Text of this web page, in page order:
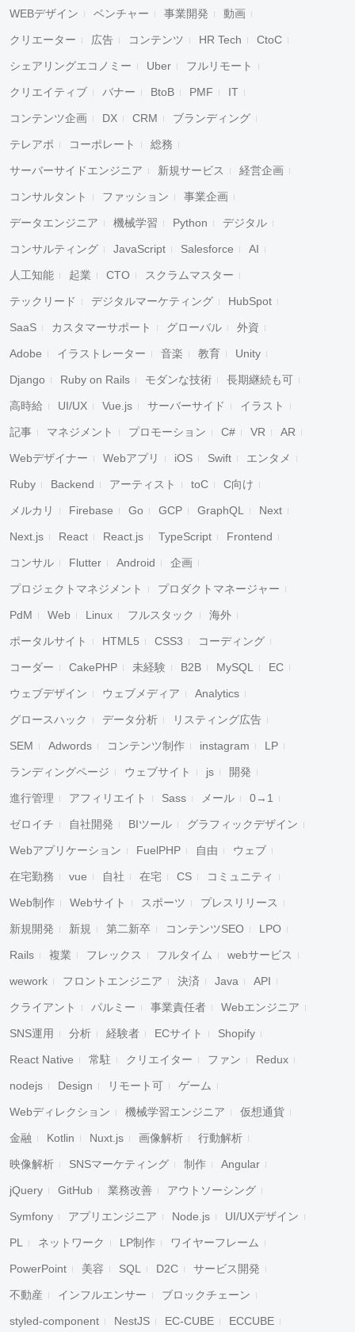
WEBデザイン ベンチャー 事業開発 動画
クリエーター 広告 コンテンツ HR Tech CtoC
シェアリングエコノミー Uber フルリモート
クリエイティブ バナー BtoB PMF IT
コンテンツ企画 DX CRM ブランディング
テレアポ コーポレート 総務
サーバーサイドエンジニア 新規サービス 経営企画
コンサルタント ファッション 事業企画
データエンジニア 機械学習 Python デジタル
コンサルティング JavaScript Salesforce AI
人工知能 起業 CTO スクラムマスター
テックリード デジタルマーケティング HubSpot
SaaS カスタマーサポート グローバル 外資
Adobe イラストレーター 音楽 教育 Unity
Django Ruby on Rails モダンな技術 長期継続も可
高時給 UI/UX Vue.js サーバーサイド イラスト
記事 マネジメント プロモーション C# VR AR
Webデザイナー Webアプリ iOS Swift エンタメ
Ruby Backend アーティスト toC C向け
メルカリ Firebase Go GCP GraphQL Next
Next.js React React.js TypeScript Frontend
コンサル Flutter Android 企画
プロジェクトマネジメント プロダクトマネージャー
PdM Web Linux フルスタック 海外
ポータルサイト HTML5 CSS3 コーディング
コーダー CakePHP 未経験 B2B MySQL EC
ウェブデザイン ウェブメディア Analytics
グロースハック データ分析 リスティング広告
SEM Adwords コンテンツ制作 instagram LP
ランディングページ ウェブサイト js 開発
進行管理 アフィリエイト Sass メール 0→1
ゼロイチ 自社開発 BIツール グラフィックデザイン
Webアプリケーション FuelPHP 自由 ウェブ
在宅勤務 vue 自社 在宅 CS コミュニティ
Web制作 Webサイト スポーツ プレスリリース
新規開発 新規 第二新卒 コンテンツSEO LPO
Rails 複業 フレックス フルタイム webサービス
wework フロントエンジニア 決済 Java API
クライアント パルミー 事業責任者 Webエンジニア
SNS運用 分析 経験者 ECサイト Shopify
React Native 常駐 クリエイター ファン Redux
nodejs Design リモート可 ゲーム
Webディレクション 機械学習エンジニア 仮想通貨
金融 Kotlin Nuxt.js 画像解析 行動解析
映像解析 SNSマーケティング 制作 Angular
jQuery GitHub 業務改善 アウトソーシング
Symfony アプリエンジニア Node.js UI/UXデザイン
PL ネットワーク LP制作 ワイヤーフレーム
PowerPoint 美容 SQL D2C サービス開発
不動産 インフルエンサー ブロックチェーン
styled-component NestJS EC-CUBE ECCUBE